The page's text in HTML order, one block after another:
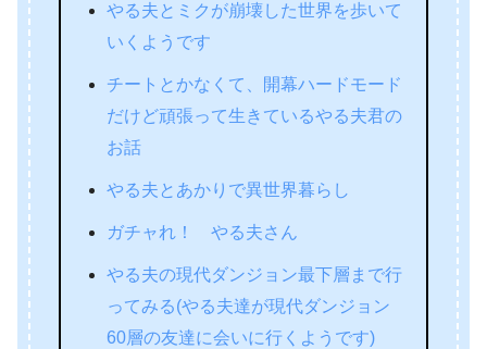
やる夫とミクが崩壊した世界を歩いて
いくようです
チートとかなくて、開幕ハードモード
だけど頑張って生きているやる夫君の
お話
やる夫とあかりで異世界暮らし
ガチャれ！ やる夫さん
やる夫の現代ダンジョン最下層まで行
ってみる(やる夫達が現代ダンジョン
60層の友達に会いに行くようです)